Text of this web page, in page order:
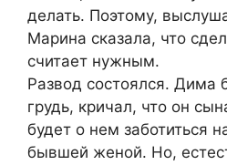
делать. Поэтому,
Марина сказала, что
считает нужным.
Развод состоялся. Дима
грудь, кричал, что он
будет о нем заботиться
бывшей женой. Но,